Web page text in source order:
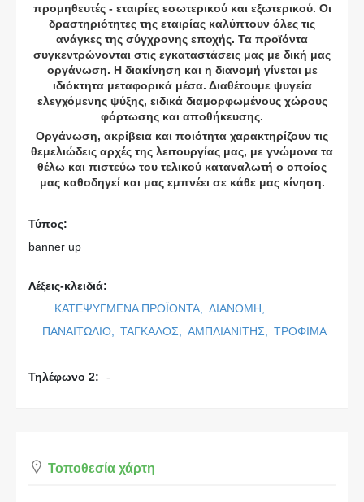
προμηθευτές - εταιρίες εσωτερικού και εξωτερικού. Οι
δραστηριότητες της εταιρίας καλύπτουν όλες τις
ανάγκες της σύγχρονης εποχής. Τα προϊόντα
συγκεντρώνονται στις εγκαταστάσεις μας με δική μας
οργάνωση. Η διακίνηση και η διανομή γίνεται με
ιδιόκτητα μεταφορικά μέσα. Διαθέτουμε ψυγεία
ελεγχόμενης ψύξης, ειδικά διαμορφωμένους χώρους
φόρτωσης και αποθήκευσης.
Οργάνωση, ακρίβεια και ποιότητα χαρακτηρίζουν τις
θεμελιώδεις αρχές της λειτουργίας μας, με γνώμονα τα
θέλω και πιστεύω του τελικού καταναλωτή ο οποίος
μας καθοδηγεί και μας εμπνέει σε κάθε μας κίνηση.
Τύπος:
banner up
Λέξεις-κλειδιά:
ΚΑΤΕΨΥΓΜΕΝΑ ΠΡΟΪΟΝΤΑ, ΔΙΑΝΟΜΗ,
ΠΑΝΑΙΤΩΛΙΟ, ΤΑΓΚΑΛΟΣ, ΑΜΠΛΙΑΝΙΤΗΣ, ΤΡΟΦΙΜΑ
Τηλέφωνο 2: -
Τοποθεσία χάρτη